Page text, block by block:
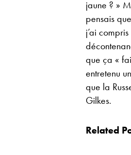
jaune ? »
pensais
j’ai
que ça «
entretenu
que la
Gilkes.
Related